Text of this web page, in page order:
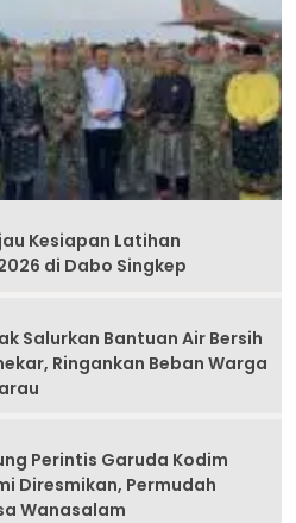
Kesiapan Latihan
di Dabo Singkep
Salurkan Bantuan Air Bersih
Ringankan Beban Warga
Perintis Garuda Kodim
Diresmikan, Permudah
Wanasalam